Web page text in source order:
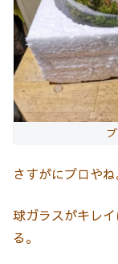
さすがにプロやね
球ガラスがキレ
る。